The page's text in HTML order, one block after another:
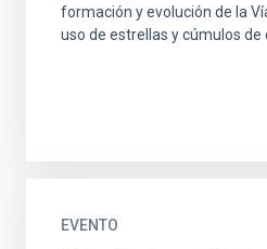
formación y evolución de la
uso de estrellas y cúmulos de
EVENTO